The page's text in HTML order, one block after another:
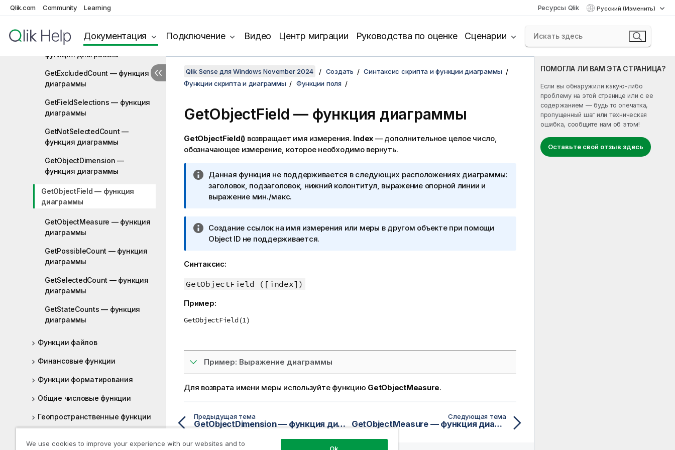
Qlik.com Community Learning Ресурсы Qlik Русский (Изменить)
Документация Подключение Видео Центр миграции Руководства по оценке Сценарии
GetAlternativeCount — функция
GetCurrentSelections —
функция диаграммы
GetExcludedCount — функция
диаграммы
GetFieldSelections — функция
диаграммы
GetNotSelectedCount —
функция диаграммы
GetObjectDimension —
функция диаграммы
GetObjectField — функция
диаграммы
GetObjectMeasure — функция
диаграммы
GetPossibleCount — функция
диаграммы
GetSelectedCount — функция
диаграммы
GetStateCounts — функция
диаграммы
Функции файлов
Финансовые функции
Функции форматирования
Общие числовые функции
Геопространственные функции
ПОМОГЛА ЛИ ВАМ ЭТА СТРАНИЦА?
Если вы обнаружили какую-либо
проблему на этой странице или с ее
содержанием — будь то опечатка,
пропущенный шаг или техническая
ошибка, сообщите нам об этом!
Оставьте свой отзыв здесь
Qlik Sense для Windows November 2024 Создать
Синтаксис скрипта и функции диаграммы
Функции скрипта и диаграммы
Функции поля
GetObjectField — функция диаграммы
GetObjectField() возвращает имя измерения. Index — дополнительное целое число,
обозначающее измерение, которое необходимо вернуть.
П
р
и
ч
а
и
к
н
ф
м
а
ц
и
Данная функция не поддерживается в следующих расположениях диаграммы:
заголовок, подзаголовок, нижний колонтитул, выражение опорной линии и
выражение мин./макс.
П
р
м
ч
н
и
н
ф
р
а
ц
Создание ссылок на имя измерения или меры в другом объекте при помощи
Object IDне поддерживается.
Синтаксис:
GetObjectField ([index])
Пример:
GetObjectField(1)
Пример: Выражение диаграммы
Для возврата имени меры используйте функцию GetObjectMeasure.
Предыдущая тема
GetObjectDimension — функция диаграммы
Следующая тема
GetObjectMeasure — функция диаграммы
We use cookies to improve your experience with our websites and to